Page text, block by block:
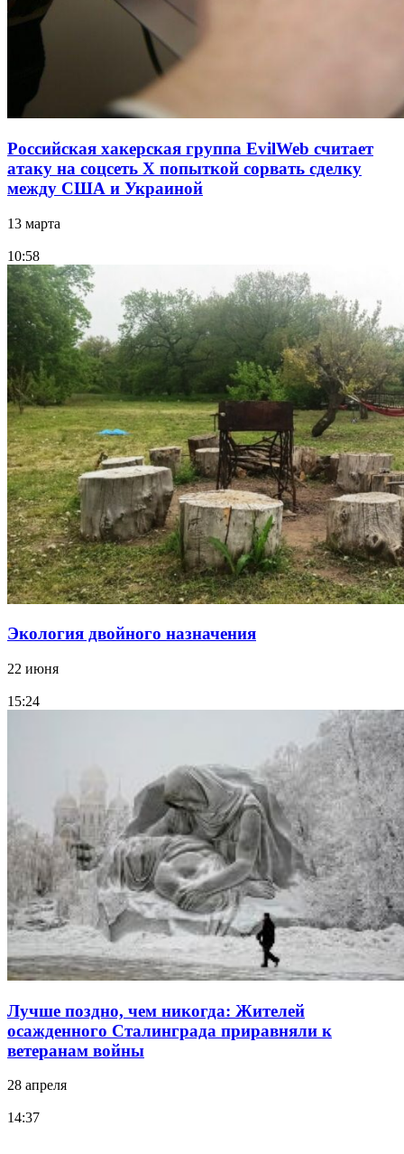
Российская хакерская группа EvilWeb считает
атаку на соцсеть Х попыткой сорвать сделку
между США и Украиной
13 марта
10:58
Экология двойного назначения
22 июня
15:24
Лучше поздно, чем никогда: Жителей
осажденного Сталинграда приравняли к
ветеранам войны
28 апреля
14:37